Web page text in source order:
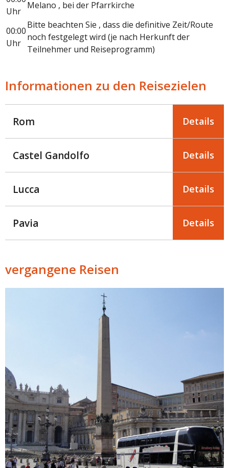
Uhr
Melano , bei der Pfarrkirche
00:00
Uhr
Bitte beachten Sie , dass die definitive Zeit/Route
noch festgelegt wird (je nach Herkunft der
Teilnehmer und Reiseprogramm)
Informationen zu den Reisezielen
Rom Details
Castel Gandolfo Details
Lucca Details
Pavia Details
vergangene Reisen
Details